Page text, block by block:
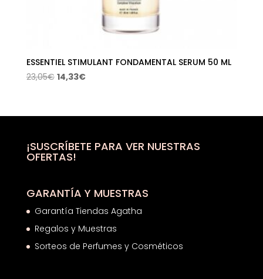
ESSENTIEL STIMULANT FONDAMENTAL SERUM 50 ML
23,05€ El
era:
14,33€El
es:
¡SUSCRÍBETE PARA VER NUESTRAS
OFERTAS!
GARANTÍA Y MUESTRAS
Garantía Tiendas Agatha
Regalos y Muestras
Sorteos de Perfumes y Cosméticos